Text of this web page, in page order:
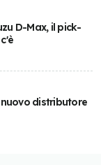
D-Max, il pick-
distributore